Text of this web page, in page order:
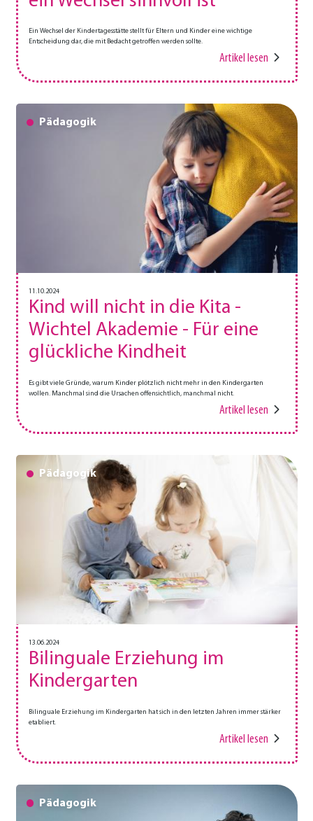
Ein Wechsel der Kindertagesstätte stellt für Eltern und Kinder eine wichtige
Entscheidung dar, die mit Bedacht getroffen werden sollte.
Artikel lesen
Pädagogik
11.10.2024
Kind will nicht in die Kita -
Wichtel Akademie - Für eine
glückliche Kindheit
Es gibt viele Gründe, warum Kinder plötzlich nicht mehr in den Kindergarten
wollen. Manchmal sind die Ursachen offensichtlich, manchmal nicht.
Artikel lesen
Pädagogik
13.06.2024
Bilinguale Erziehung im
Kindergarten
Bilinguale Erziehung im Kindergarten hat sich in den letzten Jahren immer stärker
etabliert.
Artikel lesen
Pädagogik